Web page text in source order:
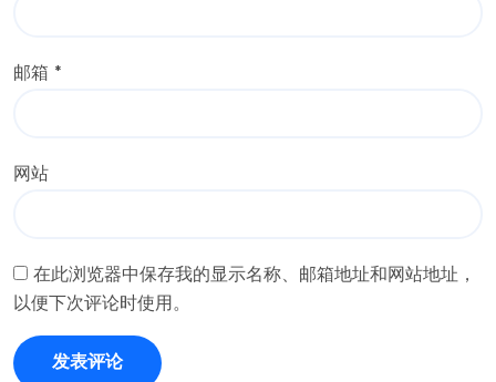
邮箱 *
网站
在此浏览器中保存我的显示名称、邮箱地址和网站地址，
以便下次评论时使用。